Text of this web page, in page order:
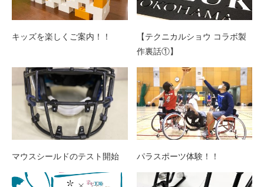
キッズを楽しくご案内！！
【テクニカルショウ コラボ製
作裏話①】
マウスシールドのテスト開始 パラスポーツ体験！！